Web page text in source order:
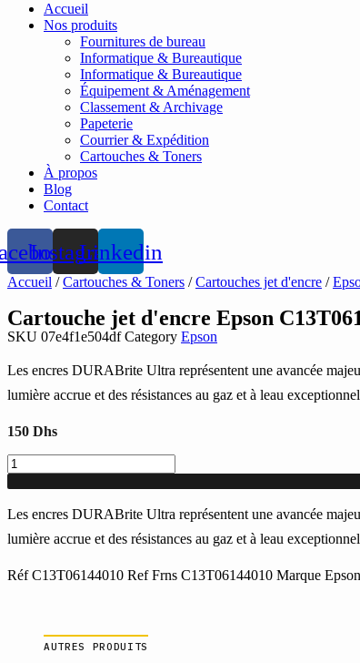
Accueil
Nos produits
Fournitures de bureau
Informatique & Bureautique
Informatique & Bureautique
Équipement & Aménagement
Classement & Archivage
Papeterie
Courrier & Expédition
Cartouches & Toners
À propos
Blog
Contact
InstagramLinkedin
Accueil /Cartouches & Toners /Cartouches jet d'encre /
Cartouche jet d'encre Epson
SKU 07e4f1e504dfCategory Epson
Les encres DURABrite Ultra représentent une avancée
lumière accrue et des résistances au gaz et à leau
150 Dhs
quantité
de
Cartouche
jet
Epson
Jaune
Les encres DURABrite Ultra représentent une avancée
lumière accrue et des résistances au gaz et à leau
Réf C13T06144010 Ref Frns C13T06144010 Marque
AUTRES PRODUITS